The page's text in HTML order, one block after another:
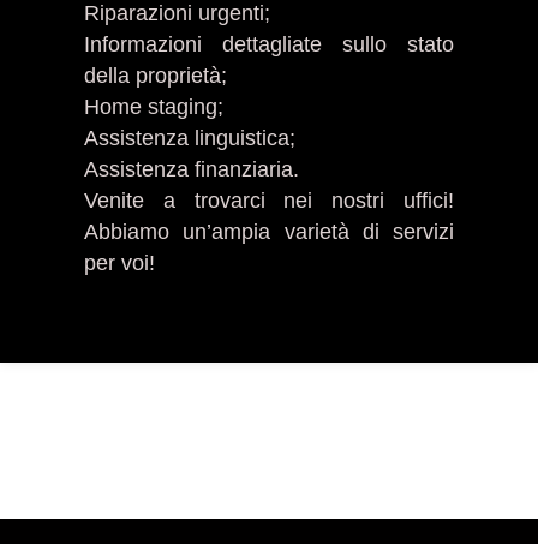
Riparazioni urgenti;
Informazioni dettagliate sullo stato
della proprietà;
Home staging;
Assistenza linguistica;
Assistenza finanziaria.
Venite a trovarci nei nostri uffici!
Abbiamo un’ampia varietà di servizi
per voi!